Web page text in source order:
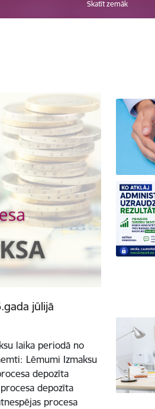
Skatīt zemāk
jūlijā
laika periodā no
Lēmumi Izmaksu
depozīta
depozīta
procesa